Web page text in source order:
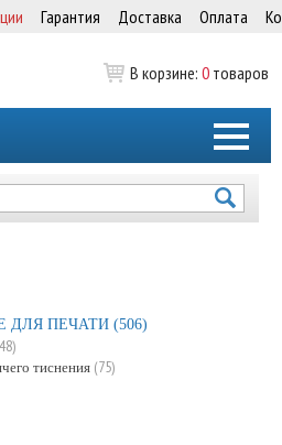
Гарантия Доставка Оплата
В корзине: 0 товаров
ДЛЯ ПЕЧАТИ(506)
тиснения(75)